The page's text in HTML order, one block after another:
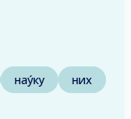
нау́ку
них